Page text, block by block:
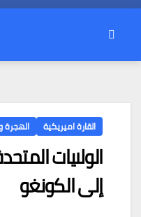
القارة اميريكية الهجرة
الولايات
إلى الكونغو